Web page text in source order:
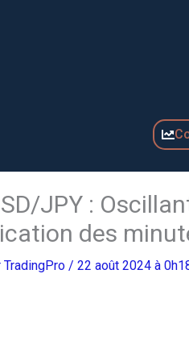
JPY :
des
TradingPro/ 22 août 2024 à